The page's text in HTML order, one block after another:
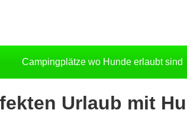
Campingplätze wo Hunde erlaubt sind
Urlaub mit